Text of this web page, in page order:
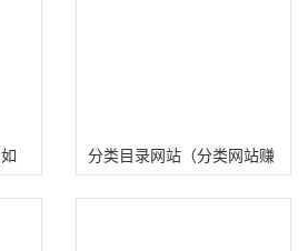
分类目录网站（分类网站赚
钱）